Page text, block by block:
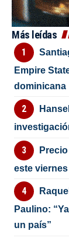
Más leídas
Empire
dominicana
este
Paulino:
un país”